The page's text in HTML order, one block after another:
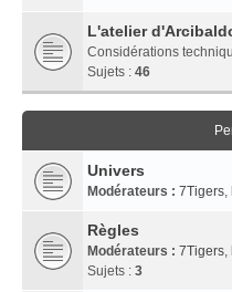
L'atelier
Considérations
Sujets : 46
Univers
Modérateurs : 7Tigers,
Règles
Modérateurs : 7Tigers,
Sujets : 3